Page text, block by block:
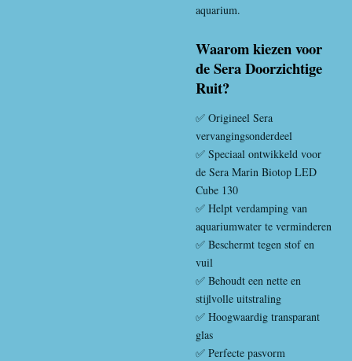
aquarium.
Waarom kiezen voor
de Sera Doorzichtige
Ruit?
✅ Origineel Sera
vervangingsonderdeel
✅ Speciaal ontwikkeld voor
de Sera Marin Biotop LED
Cube 130
✅ Helpt verdamping van
aquariumwater te verminderen
✅ Beschermt tegen stof en
vuil
✅ Behoudt een nette en
stijlvolle uitstraling
✅ Hoogwaardig transparant
glas
✅ Perfecte pasvorm